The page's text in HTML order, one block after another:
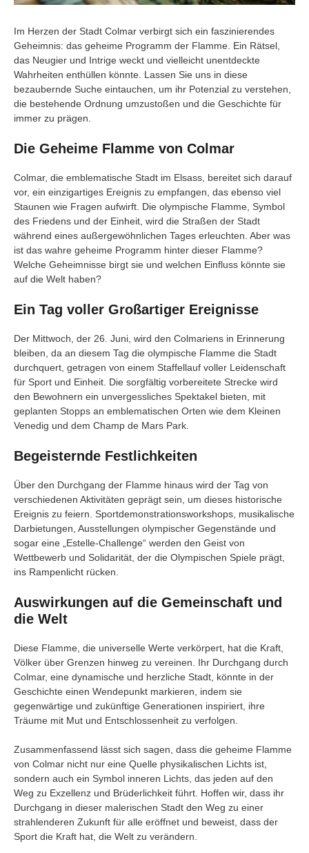
Im Herzen der Stadt Colmar verbirgt sich ein faszinierendes
Geheimnis: das geheime Programm der Flamme. Ein Rätsel,
das Neugier und Intrige weckt und vielleicht unentdeckte
Wahrheiten enthüllen könnte. Lassen Sie uns in diese
bezaubernde Suche eintauchen, um ihr Potenzial zu verstehen,
die bestehende Ordnung umzustoßen und die Geschichte für
immer zu prägen.
Die Geheime Flamme von Colmar
Colmar, die emblematische Stadt im Elsass, bereitet sich darauf
vor, ein einzigartiges Ereignis zu empfangen, das ebenso viel
Staunen wie Fragen aufwirft. Die olympische Flamme, Symbol
des Friedens und der Einheit, wird die Straßen der Stadt
während eines außergewöhnlichen Tages erleuchten. Aber was
ist das wahre geheime Programm hinter dieser Flamme?
Welche Geheimnisse birgt sie und welchen Einfluss könnte sie
auf die Welt haben?
Ein Tag voller Großartiger Ereignisse
Der Mittwoch, der 26. Juni, wird den Colmariens in Erinnerung
bleiben, da an diesem Tag die olympische Flamme die Stadt
durchquert, getragen von einem Staffellauf voller Leidenschaft
für Sport und Einheit. Die sorgfältig vorbereitete Strecke wird
den Bewohnern ein unvergessliches Spektakel bieten, mit
geplanten Stopps an emblematischen Orten wie dem Kleinen
Venedig und dem Champ de Mars Park.
Begeisternde Festlichkeiten
Über den Durchgang der Flamme hinaus wird der Tag von
verschiedenen Aktivitäten geprägt sein, um dieses historische
Ereignis zu feiern. Sportdemonstrationsworkshops, musikalische
Darbietungen, Ausstellungen olympischer Gegenstände und
sogar eine „Estelle-Challenge“ werden den Geist von
Wettbewerb und Solidarität, der die Olympischen Spiele prägt,
ins Rampenlicht rücken.
Auswirkungen auf die Gemeinschaft und
die Welt
Diese Flamme, die universelle Werte verkörpert, hat die Kraft,
Völker über Grenzen hinweg zu vereinen. Ihr Durchgang durch
Colmar, eine dynamische und herzliche Stadt, könnte in der
Geschichte einen Wendepunkt markieren, indem sie
gegenwärtige und zukünftige Generationen inspiriert, ihre
Träume mit Mut und Entschlossenheit zu verfolgen.
Zusammenfassend lässt sich sagen, dass die geheime Flamme
von Colmar nicht nur eine Quelle physikalischen Lichts ist,
sondern auch ein Symbol inneren Lichts, das jeden auf den
Weg zu Exzellenz und Brüderlichkeit führt. Hoffen wir, dass ihr
Durchgang in dieser malerischen Stadt den Weg zu einer
strahlenderen Zukunft für alle eröffnet und beweist, dass der
Sport die Kraft hat, die Welt zu verändern.